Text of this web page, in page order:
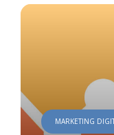
MARKETING